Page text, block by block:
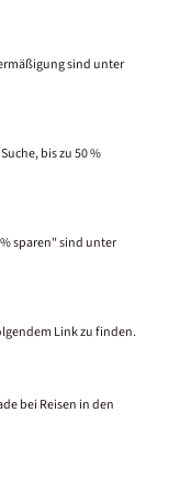
sind unter
bis zu 50 %
sparen" sind unter
Link zu finden.
bei Reisen in den